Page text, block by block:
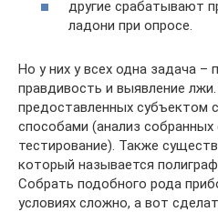
другие срабатывают
ладони при опросе.
Но у них у всех одна задача –
правдивость и выявление
предоставленных субъектом
способами (анализ собранных
тестирование). Также
который называется
Собрать подобного рода
условиях сложно, а вот